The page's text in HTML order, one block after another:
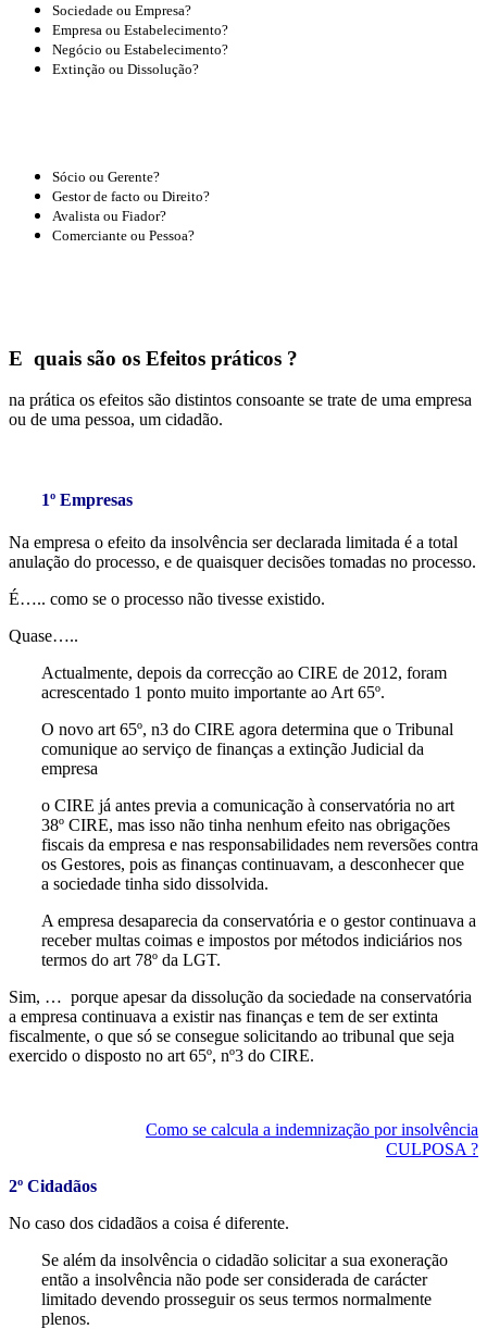
Sociedade ou Empresa?
Empresa ou Estabelecimento?
Negócio ou Estabelecimento?
Extinção ou Dissolução?
Sócio ou Gerente?
Gestor de facto ou Direito?
Avalista ou Fiador?
Comerciante ou Pessoa?
E quais são os Efeitos práticos ?
na prática os efeitos são distintos consoante se trate de uma empresa
ou de uma pessoa, um cidadão.
1º Empresas
Na empresa o efeito da insolvência ser declarada limitada é a total
anulação do processo, e de quaisquer decisões tomadas no processo.
É….. como se o processo não tivesse existido.
Quase…..
Actualmente, depois da correcção ao CIRE de 2012, foram
acrescentado 1 ponto muito importante ao Art 65º.
O novo art 65º, n3 do CIRE agora determina que o Tribunal
comunique ao serviço de finanças a extinção Judicial da
empresa
o CIRE já antes previa a comunicação à conservatória no art
38º CIRE, mas isso não tinha nenhum efeito nas obrigações
fiscais da empresa e nas responsabilidades nem reversões contra
os Gestores, pois as finanças continuavam, a desconhecer que
a sociedade tinha sido dissolvida.
A empresa desaparecia da conservatória e o gestor continuava a
receber multas coimas e impostos por métodos indiciários nos
termos do art 78º da LGT.
Sim, … porque apesar da dissolução da sociedade na conservatória
a empresa continuava a existir nas finanças e tem de ser extinta
fiscalmente, o que só se consegue solicitando ao tribunal que seja
exercido o disposto no art 65º, nº3 do CIRE.
Como se calcula a indemnização por insolvência
CULPOSA ?
2º Cidadãos
No caso dos cidadãos a coisa é diferente.
Se além da insolvência o cidadão solicitar a sua exoneração
então a insolvência não pode ser considerada de carácter
limitado devendo prosseguir os seus termos normalmente
plenos.